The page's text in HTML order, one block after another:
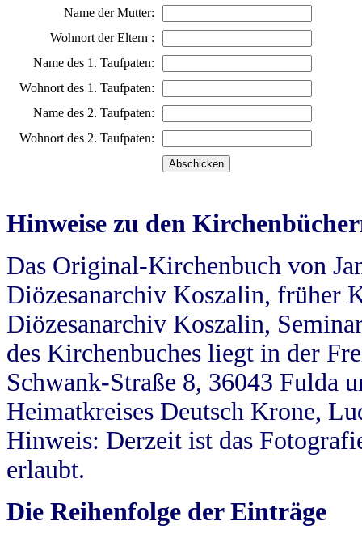
Name der Mutter:
Wohnort der Eltern :
Name des 1. Taufpaten:
Wohnort des 1. Taufpaten:
Name des 2. Taufpaten:
Wohnort des 2. Taufpaten:
Hinweise zu den
Das Original-Kirchenbuch von
Diözesanarchiv Koszalin, früher
Diözesanarchiv Koszalin,
des Kirchenbuches liegt in der
Schwank-Straße 8, 36043 Fulda
Heimatkreises Deutsch Krone,
Hinweis: Derzeit ist das
erlaubt.
Die Reihenfolge der Einträge